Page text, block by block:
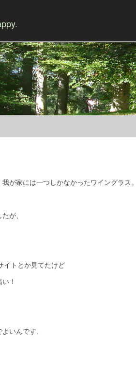
が家には一つしかなかったワイングラス。
が、
イトとか見てたけど
！
いんです、